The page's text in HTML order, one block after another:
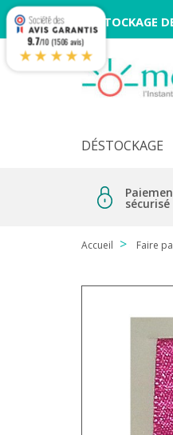
DESTOCKAGE
DÉSTOCKAGE
sécurisé
Accueil Faire
9.7/10 (1506 avis)
★★★★★